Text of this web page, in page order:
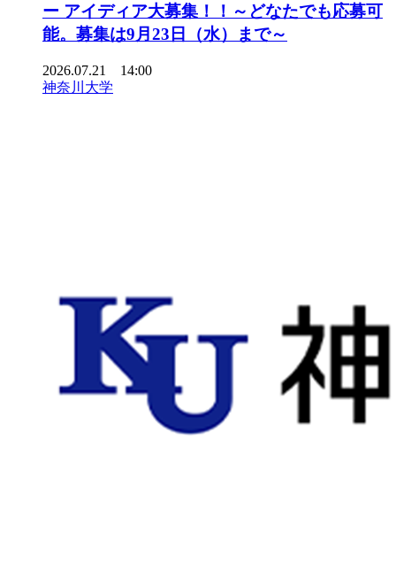
ー アイディア大募集！！～どなたでも応募可
能。募集は9月23日（水）まで～
2026.07.21 14:00
神奈川大学